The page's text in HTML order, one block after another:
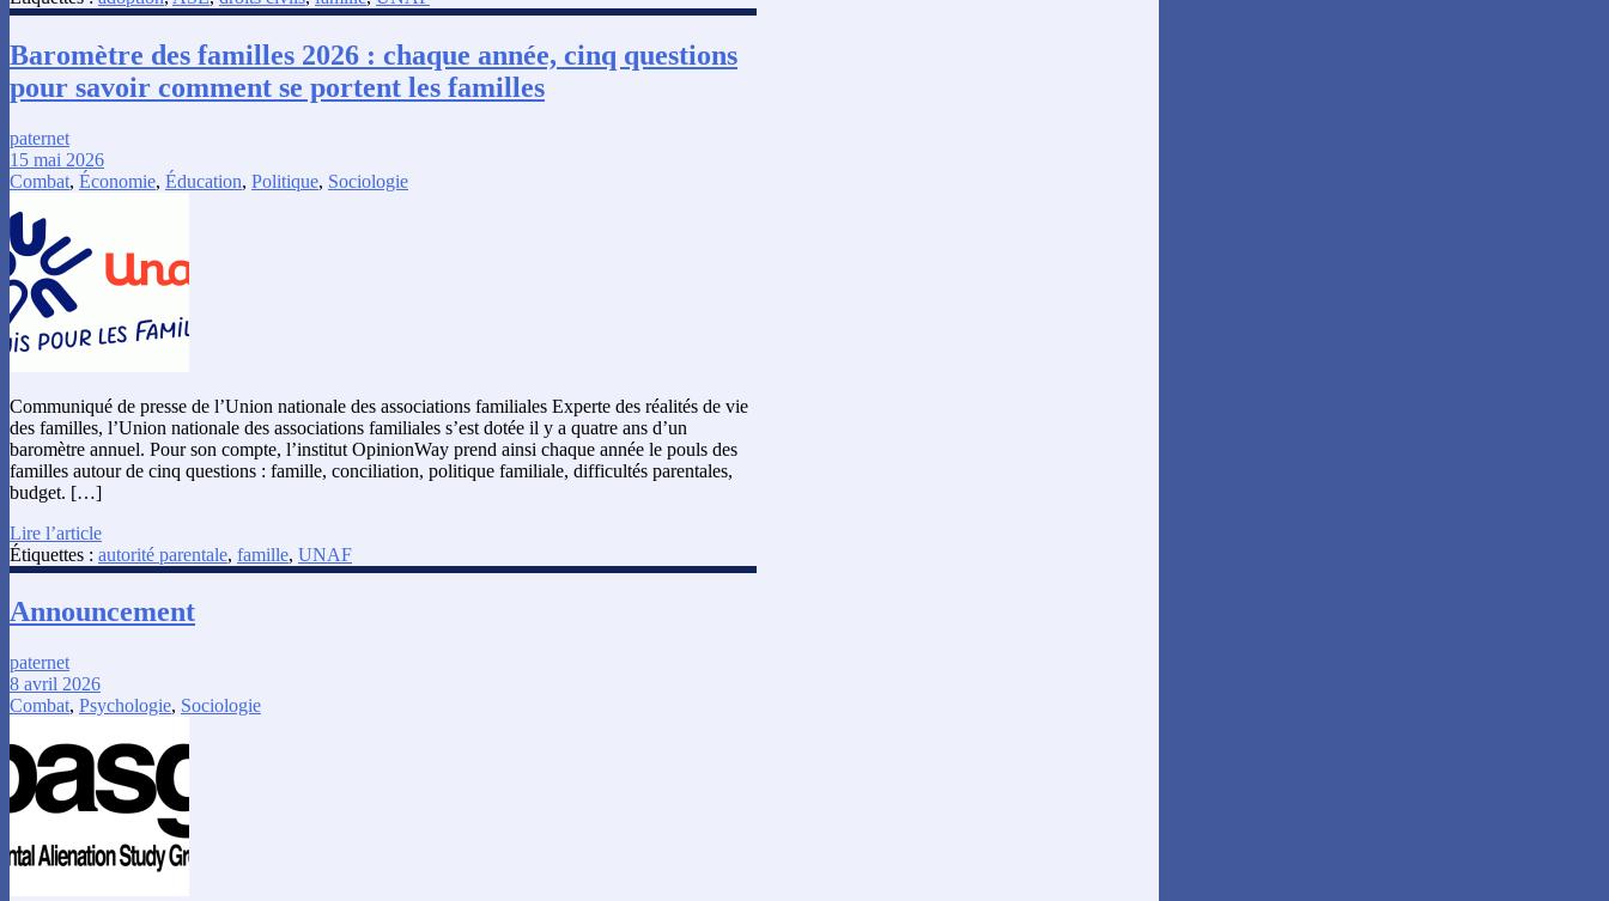
Baromètre des familles 2026 : chaque année, cinq questions
pour savoir comment se portent les familles
paternet
15 mai 2026
Combat, Économie, Éducation, Politique, Sociologie
Communiqué de presse de l’Union nationale des associations familiales Experte des réalités de vie
des familles, l’Union nationale des associations familiales s’est dotée il y a quatre ans d’un
baromètre annuel. Pour son compte, l’institut OpinionWay prend ainsi chaque année le pouls des
familles autour de cinq questions : famille, conciliation, politique familiale, difficultés parentales,
budget. […]
Lire l’article
Étiquettes : autorité parentale, famille, UNAF
Announcement
paternet
8 avril 2026
Combat, Psychologie, Sociologie